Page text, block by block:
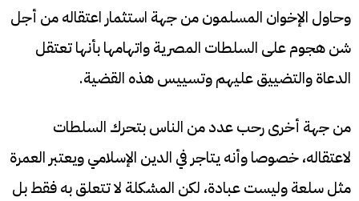
وحاول الإخوان المسلمون من جهة استثمار اعتقاله من أجل
شن هجوم على السلطات المصرية واتهامها بأنها تعتقل
الدعاة والتضييق عليهم وتسييس هذه القضية.
من جهة أخرى رحب عدد من الناس بتحرك السلطات
لاعتقاله، خصوصا وأنه يتاجر في الدين الإسلامي ويعتبر العمرة
مثل سلعة وليست عبادة، لكن المشكلة لا تتعلق به فقط بل